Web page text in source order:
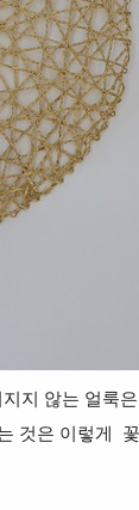
지 않는 얼룩
것은 이렇게